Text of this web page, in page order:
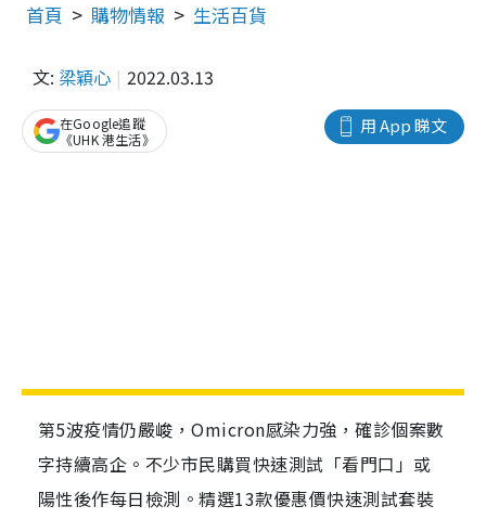
首頁 購物情報 生活百貨
文: 梁穎心 2022.03.13
用 App 睇文
在Google追蹤
《UHK 港生活》
第5波疫情仍嚴峻，Omicron感染力強，確診個案數
字持續高企。不少市民購買快速測試「看門口」或
陽性後作每日檢測。精選13款優惠價快速測試套裝